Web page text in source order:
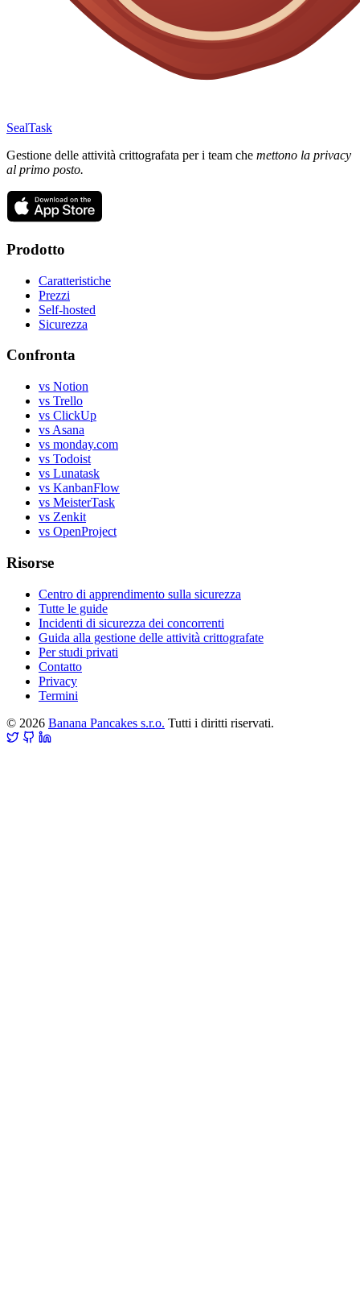
SealTask
Gestione delle attività crittografata per i team che mettono la privacy
al primo posto.
Prodotto
Caratteristiche
Prezzi
Self-hosted
Sicurezza
Confronta
vs Notion
vs Trello
vs ClickUp
vs Asana
vs monday.com
vs Todoist
vs Lunatask
vs KanbanFlow
vs MeisterTask
vs Zenkit
vs OpenProject
Risorse
Centro di apprendimento sulla sicurezza
Tutte le guide
Incidenti di sicurezza dei concorrenti
Guida alla gestione delle attività crittografate
Per studi privati
Contatto
Privacy
Termini
© 2026 Banana Pancakes s.r.o. Tutti i diritti riservati.